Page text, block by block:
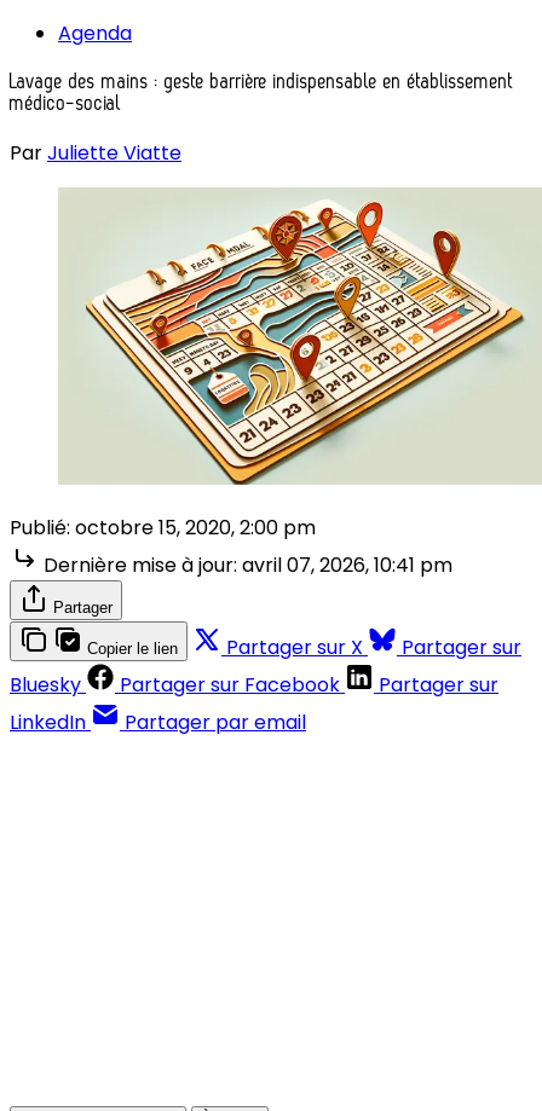
Agenda
Lavage des mains : geste barrière indispensable en établissement
médico-social
ParJuliette Viatte
Publié: octobre 15, 2020, 2:00 pm
Dernière mise à jour: avril 07, 2026, 10:41 pm
Partager
Copier le lien Partager sur X
Partager sur
Bluesky
Partager sur Facebook
Partager sur
LinkedIn
Partager par email